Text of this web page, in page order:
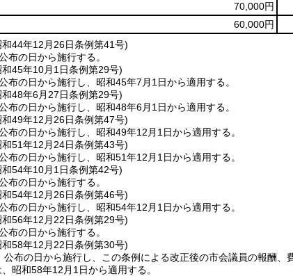
70,000円
60,000円
和44年12月26日条例第41号)
布の日から施行する。
和45年10月1日条例第29号)
布の日から施行し、昭和45年7月1日から適用する。
和48年6月27日条例第29号)
布の日から施行し、昭和48年6月1日から適用する。
和49年12月26日条例第47号)
布の日から施行し、昭和49年12月1日から適用する。
和51年12月24日条例第43号)
布の日から施行し、昭和51年12月1日から適用する。
和54年10月1日条例第42号)
布の日から施行する。
和54年12月26日条例第46号)
布の日から施行し、昭和54年12月1日から適用する。
和56年12月22日条例第29号)
布の日から施行する。
和58年12月22日条例第30号)
公布の日から施行し、この条例による改正後の市会議員の報酬、
昭和58年12月1日から適用する。